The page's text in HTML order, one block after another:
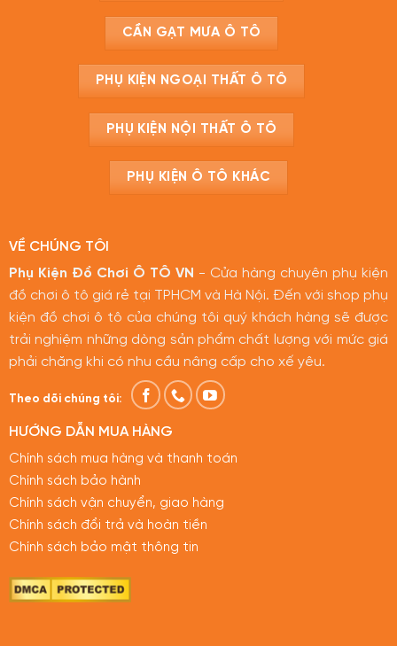
CẦN GẠT MƯA Ô TÔ
PHỤ KIỆN NGOẠI THẤT Ô TÔ
PHỤ KIỆN NỘI THẤT Ô TÔ
PHỤ KIỆN Ô TÔ KHÁC
VỀ CHÚNG TÔI
Phụ Kiện Đồ Chơi Ô TÔ VN - Cửa hàng chuyên phụ kiện
đồ chơi ô tô giá rẻ tại TPHCM và Hà Nội. Đến với shop phụ
kiện đồ chơi ô tô của chúng tôi quý khách hàng sẽ được
trải nghiệm những dòng sản phẩm chất lượng với mức giá
phải chăng khi có nhu cầu nâng cấp cho xế yêu.
Theo dõi chúng tôi:
HƯỚNG DẪN MUA HÀNG
Chính sách mua hàng và thanh toán
Chính sách bảo hành
Chính sách vận chuyển, giao hàng
Chính sách đổi trả và hoàn tiền
Chính sách bảo mật thông tin